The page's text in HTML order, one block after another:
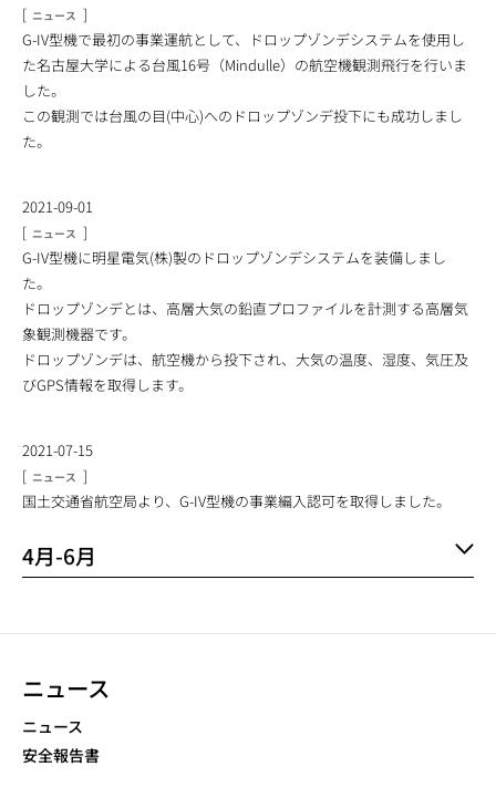
[ ニュース ]
G-IV型機で最初の事業運航として、ドロップゾンデシステムを使用し
た名古屋大学による台風16号（Mindulle）の航空機観測飛行を行いま
した。
この観測では台風の目(中心)へのドロップゾンデ投下にも成功しまし
た。
2021-09-01
[ ニュース ]
G-IV型機に明星電気(株)製のドロップゾンデシステムを装備しまし
た。
ドロップゾンデとは、高層大気の鉛直プロファイルを計測する高層気
象観測機器です。
ドロップゾンデは、航空機から投下され、大気の温度、湿度、気圧及
びGPS情報を取得します。
2021-07-15
[ ニュース ]
国土交通省航空局より、G-IV型機の事業編入認可を取得しました。
4月-6月
ニュース
NEWS NAVIGATION
ニュース
安全報告書